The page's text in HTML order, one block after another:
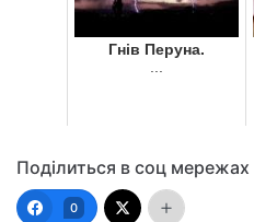
Гнів Перуна.
...
Поділиться в соц мережах
0